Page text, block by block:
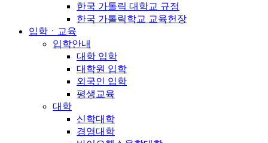
한국 가톨릭 대학교 규정
한국 가톨릭학교 교육헌장
입학ㆍ교육
입학안내
대학 입학
대학원 입학
외국인 입학
평생교육
대학
신학대학
경영대학